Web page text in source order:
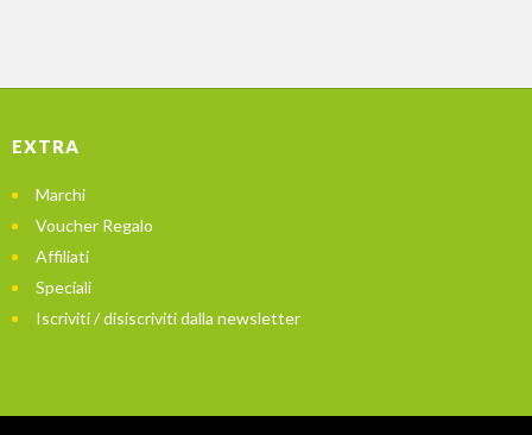
EXTRA
Marchi
Voucher Regalo
Affiliati
Speciali
Iscriviti / disiscriviti dalla newsletter